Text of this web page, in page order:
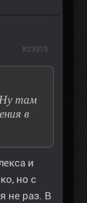
Ну там
в
и
но с
не раз. В
#23919